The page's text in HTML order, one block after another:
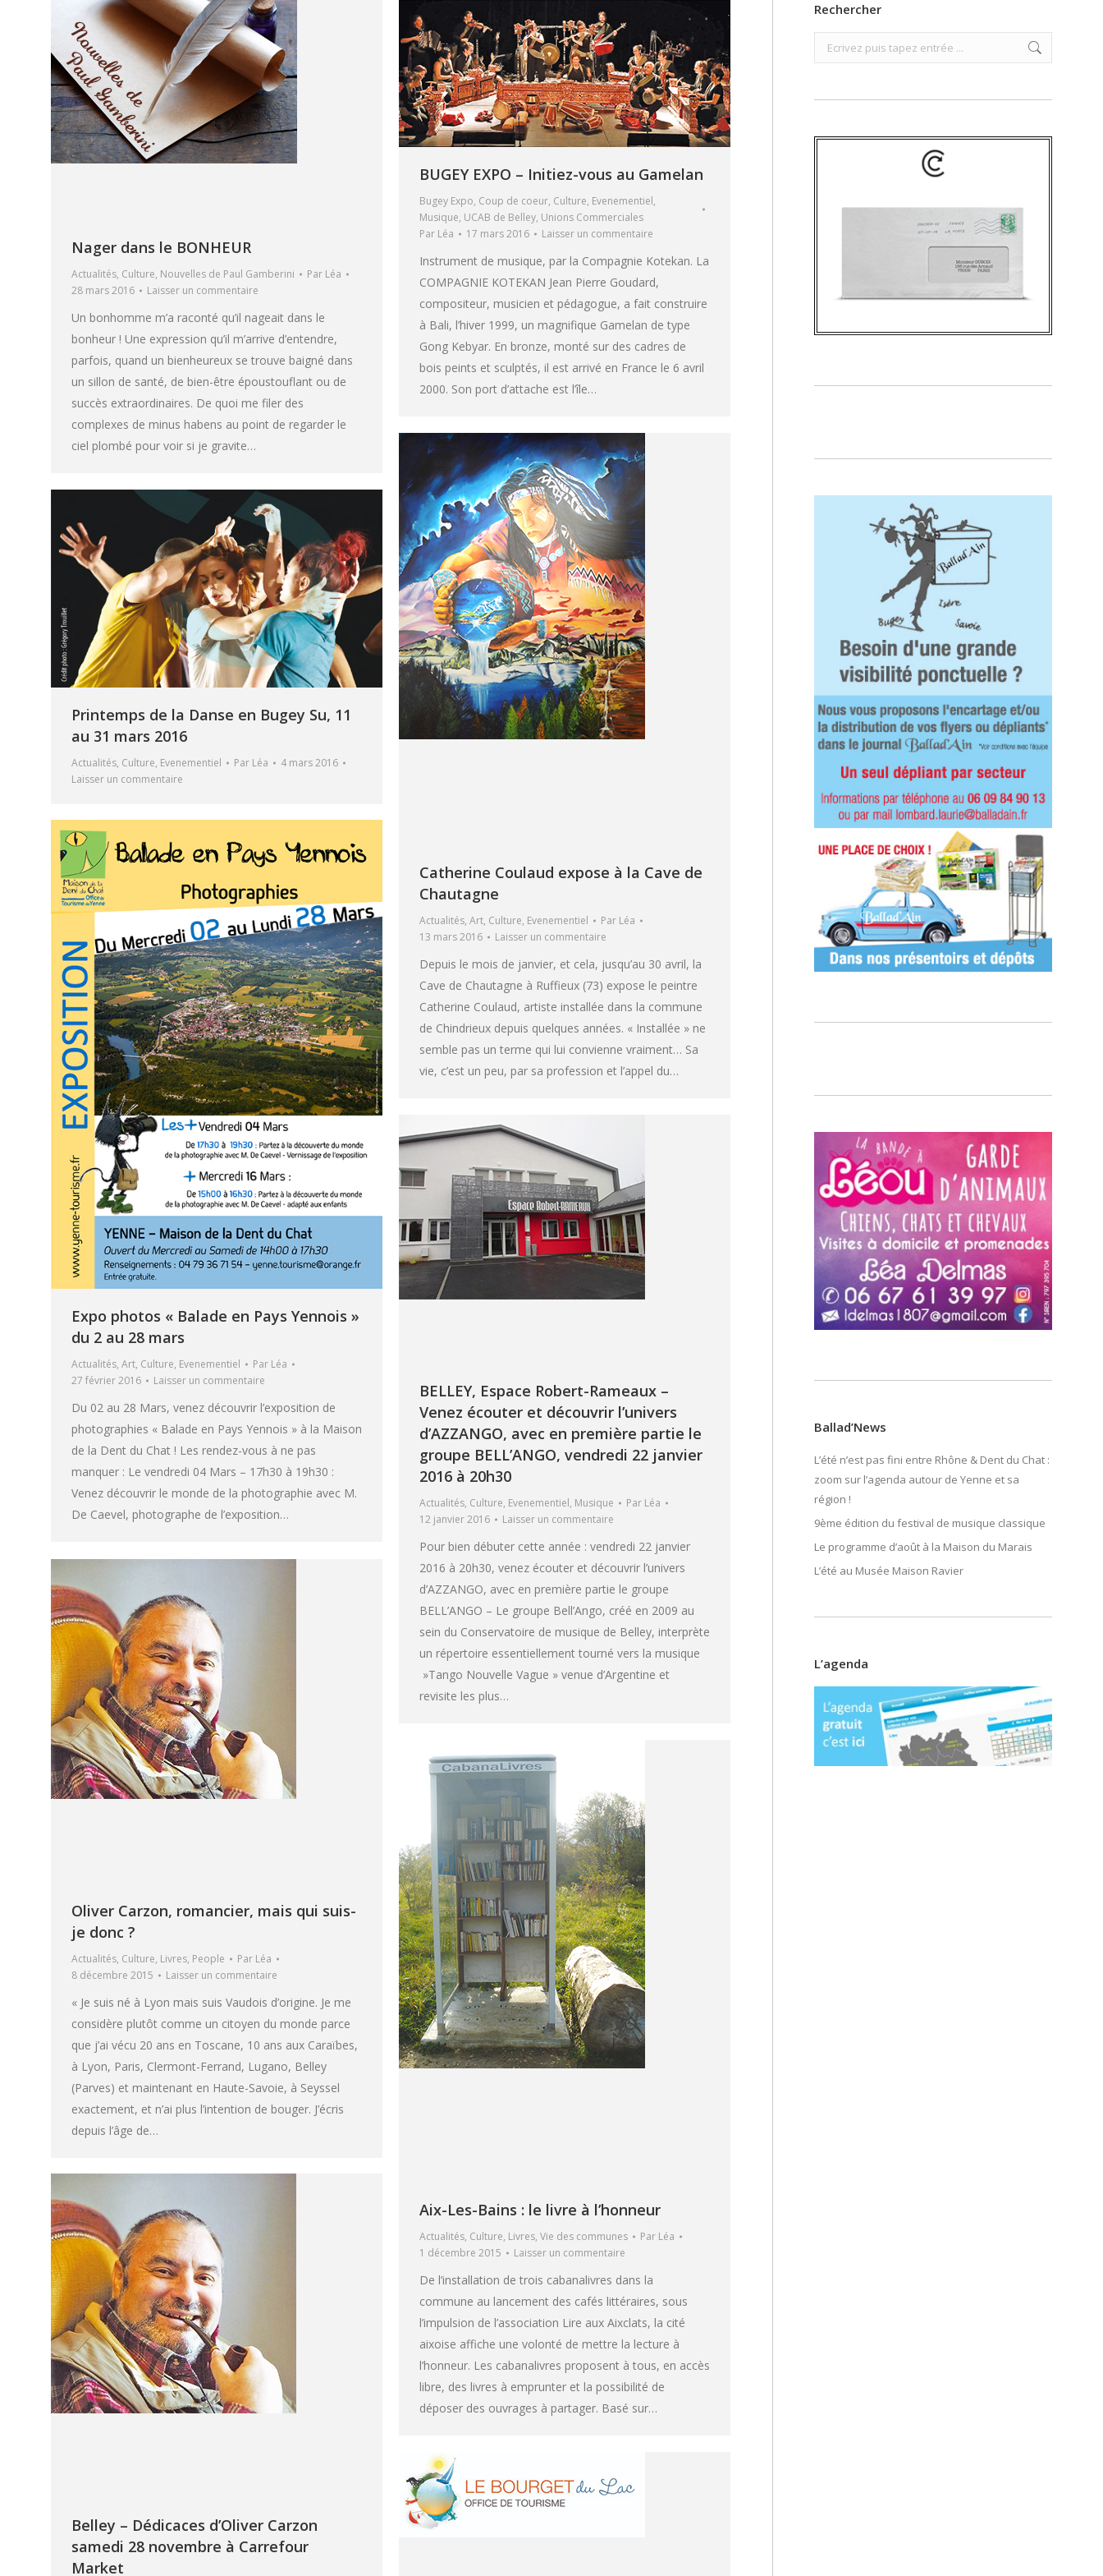
Nager dans le BONHEUR
Actualités, Culture, Nouvelles de Paul Gamberini Par Léa
28 mars 2016
Laisser un commentaire
Un bonhomme m’a raconté qu’il nageait dans le
bonheur ! Une expression qu’il m’arrive d’entendre,
parfois, quand un bienheureux se trouve baigné dans
un sillon de santé, de bien-être époustouflant ou de
succès extraordinaires. De quoi me filer des
complexes de minus habens au point de regarder le
ciel plombé pour voir si je gravite…
BUGEY EXPO – Initiez-vous au Gamelan
Bugey Expo, Coup de coeur, Culture, Evenementiel,
Musique, UCAB de Belley, Unions Commerciales
Par Léa 17 mars 2016 Laisser un commentaire
Instrument de musique, par la Compagnie Kotekan. La
COMPAGNIE KOTEKAN Jean Pierre Goudard,
compositeur, musicien et pédagogue, a fait construire
à Bali, l’hiver 1999, un magnifique Gamelan de type
Gong Kebyar. En bronze, monté sur des cadres de
bois peints et sculptés, il est arrivé en France le 6 avril
2000. Son port d’attache est l’île…
Catherine Coulaud expose à la Cave de
Chautagne
Actualités, Art, Culture, Evenementiel Par Léa
13 mars 2016
Laisser un commentaire
Depuis le mois de janvier, et cela, jusqu’au 30 avril, la
Cave de Chautagne à Ruffieux (73) expose le peintre
Catherine Coulaud, artiste installée dans la commune
de Chindrieux depuis quelques années. « Installée » ne
semble pas un terme qui lui convienne vraiment… Sa
vie, c’est un peu, par sa profession et l’appel du…
Printemps de la Danse en Bugey Su, 11
au 31 mars 2016
Actualités, Culture, Evenementiel Par Léa
4 mars 2016
Laisser un commentaire
Expo photos « Balade en Pays Yennois »
du 2 au 28 mars
Actualités, Art, Culture, Evenementiel Par Léa
27 février 2016
Laisser un commentaire
Du 02 au 28 Mars, venez découvrir l’exposition de
photographies « Balade en Pays Yennois » à la Maison
de la Dent du Chat ! Les rendez-vous à ne pas
manquer : Le vendredi 04 Mars – 17h30 à 19h30 :
Venez découvrir le monde de la photographie avec M.
De Caevel, photographe de l’exposition…
BELLEY, Espace Robert-Rameaux –
Venez écouter et découvrir l’univers
d’AZZANGO, avec en première partie le
groupe BELL’ANGO, vendredi 22 janvier
2016 à 20h30
Actualités, Culture, Evenementiel, Musique Par Léa
12 janvier 2016
Laisser un commentaire
Pour bien débuter cette année : vendredi 22 janvier
2016 à 20h30, venez écouter et découvrir l’univers
d’AZZANGO, avec en première partie le groupe
BELL’ANGO – Le groupe Bell’Ango, créé en 2009 au
sein du Conservatoire de musique de Belley, interprète
un répertoire essentiellement tourné vers la musique
»Tango Nouvelle Vague » venue d’Argentine et
revisite les plus…
Oliver Carzon, romancier, mais qui suis-
je donc ?
Actualités, Culture, Livres, People Par Léa
8 décembre 2015
Laisser un commentaire
« Je suis né à Lyon mais suis Vaudois d’origine. Je me
considère plutôt comme un citoyen du monde parce
que j’ai vécu 20 ans en Toscane, 10 ans aux Caraïbes,
à Lyon, Paris, Clermont-Ferrand, Lugano, Belley
(Parves) et maintenant en Haute-Savoie, à Seyssel
exactement, et n’ai plus l’intention de bouger. J’écris
depuis l’âge de…
Aix-Les-Bains : le livre à l’honneur
Actualités, Culture, Livres, Vie des communes Par Léa
1 décembre 2015
Laisser un commentaire
De l’installation de trois cabanalivres dans la
commune au lancement des cafés littéraires, sous
l’impulsion de l’association Lire aux Aixclats, la cité
aixoise affiche une volonté de mettre la lecture à
l’honneur. Les cabanalivres proposent à tous, en accès
libre, des livres à emprunter et la possibilité de
déposer des ouvrages à partager. Basé sur…
Belley – Dédicaces d’Oliver Carzon
samedi 28 novembre à Carrefour
Market
Rechercher
Search:
Ballad’News
L’été n’est pas fini entre Rhône & Dent du Chat :
zoom sur l’agenda autour de Yenne et sa
région !
9ème édition du festival de musique classique
Le programme d’août à la Maison du Marais
L’été au Musée Maison Ravier
L’agenda